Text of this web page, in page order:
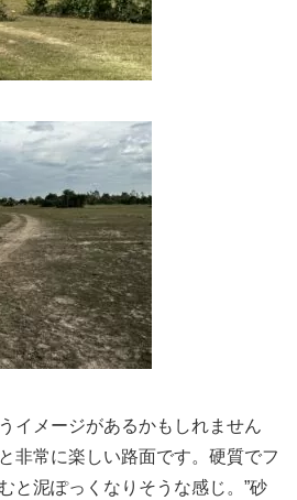
イメージがあるかもしれません
非常に楽しい路面です。硬質でフ
と泥ぽっくなりそうな感じ。”砂